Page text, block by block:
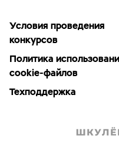
Условия проведения
конкурсов
Политика
cookie-файлов
Техподдержка